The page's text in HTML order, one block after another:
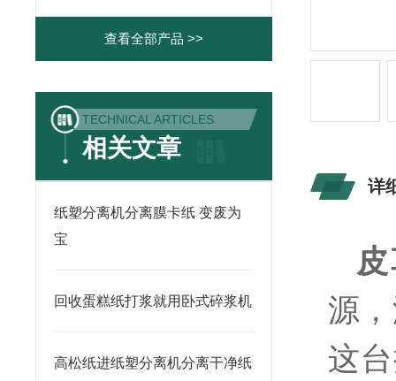
查看全部产品 >>
TECHNICAL ARTICLES
相关文章
纸塑分离机分离膜卡纸 变废为
宝
回收蛋糕纸打浆就用卧式碎浆机
高松纸进纸塑分离机分离干净纸
详
源
这